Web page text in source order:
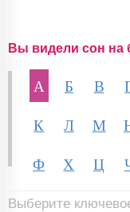
Вы видели сон на
А Б В
К
Л М
Ф
Х Ц
Выберите